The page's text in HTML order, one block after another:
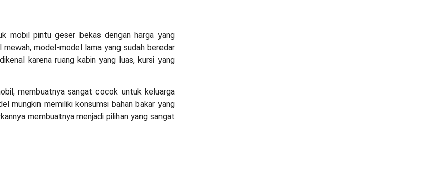
mobil pintu geser bekas dengan harga yang
model-model lama yang sudah beredar
karena ruang kabin yang luas, kursi yang
membuatnya sangat cocok untuk keluarga
mungkin memiliki konsumsi bahan bakar yang
membuatnya menjadi pilihan yang sangat